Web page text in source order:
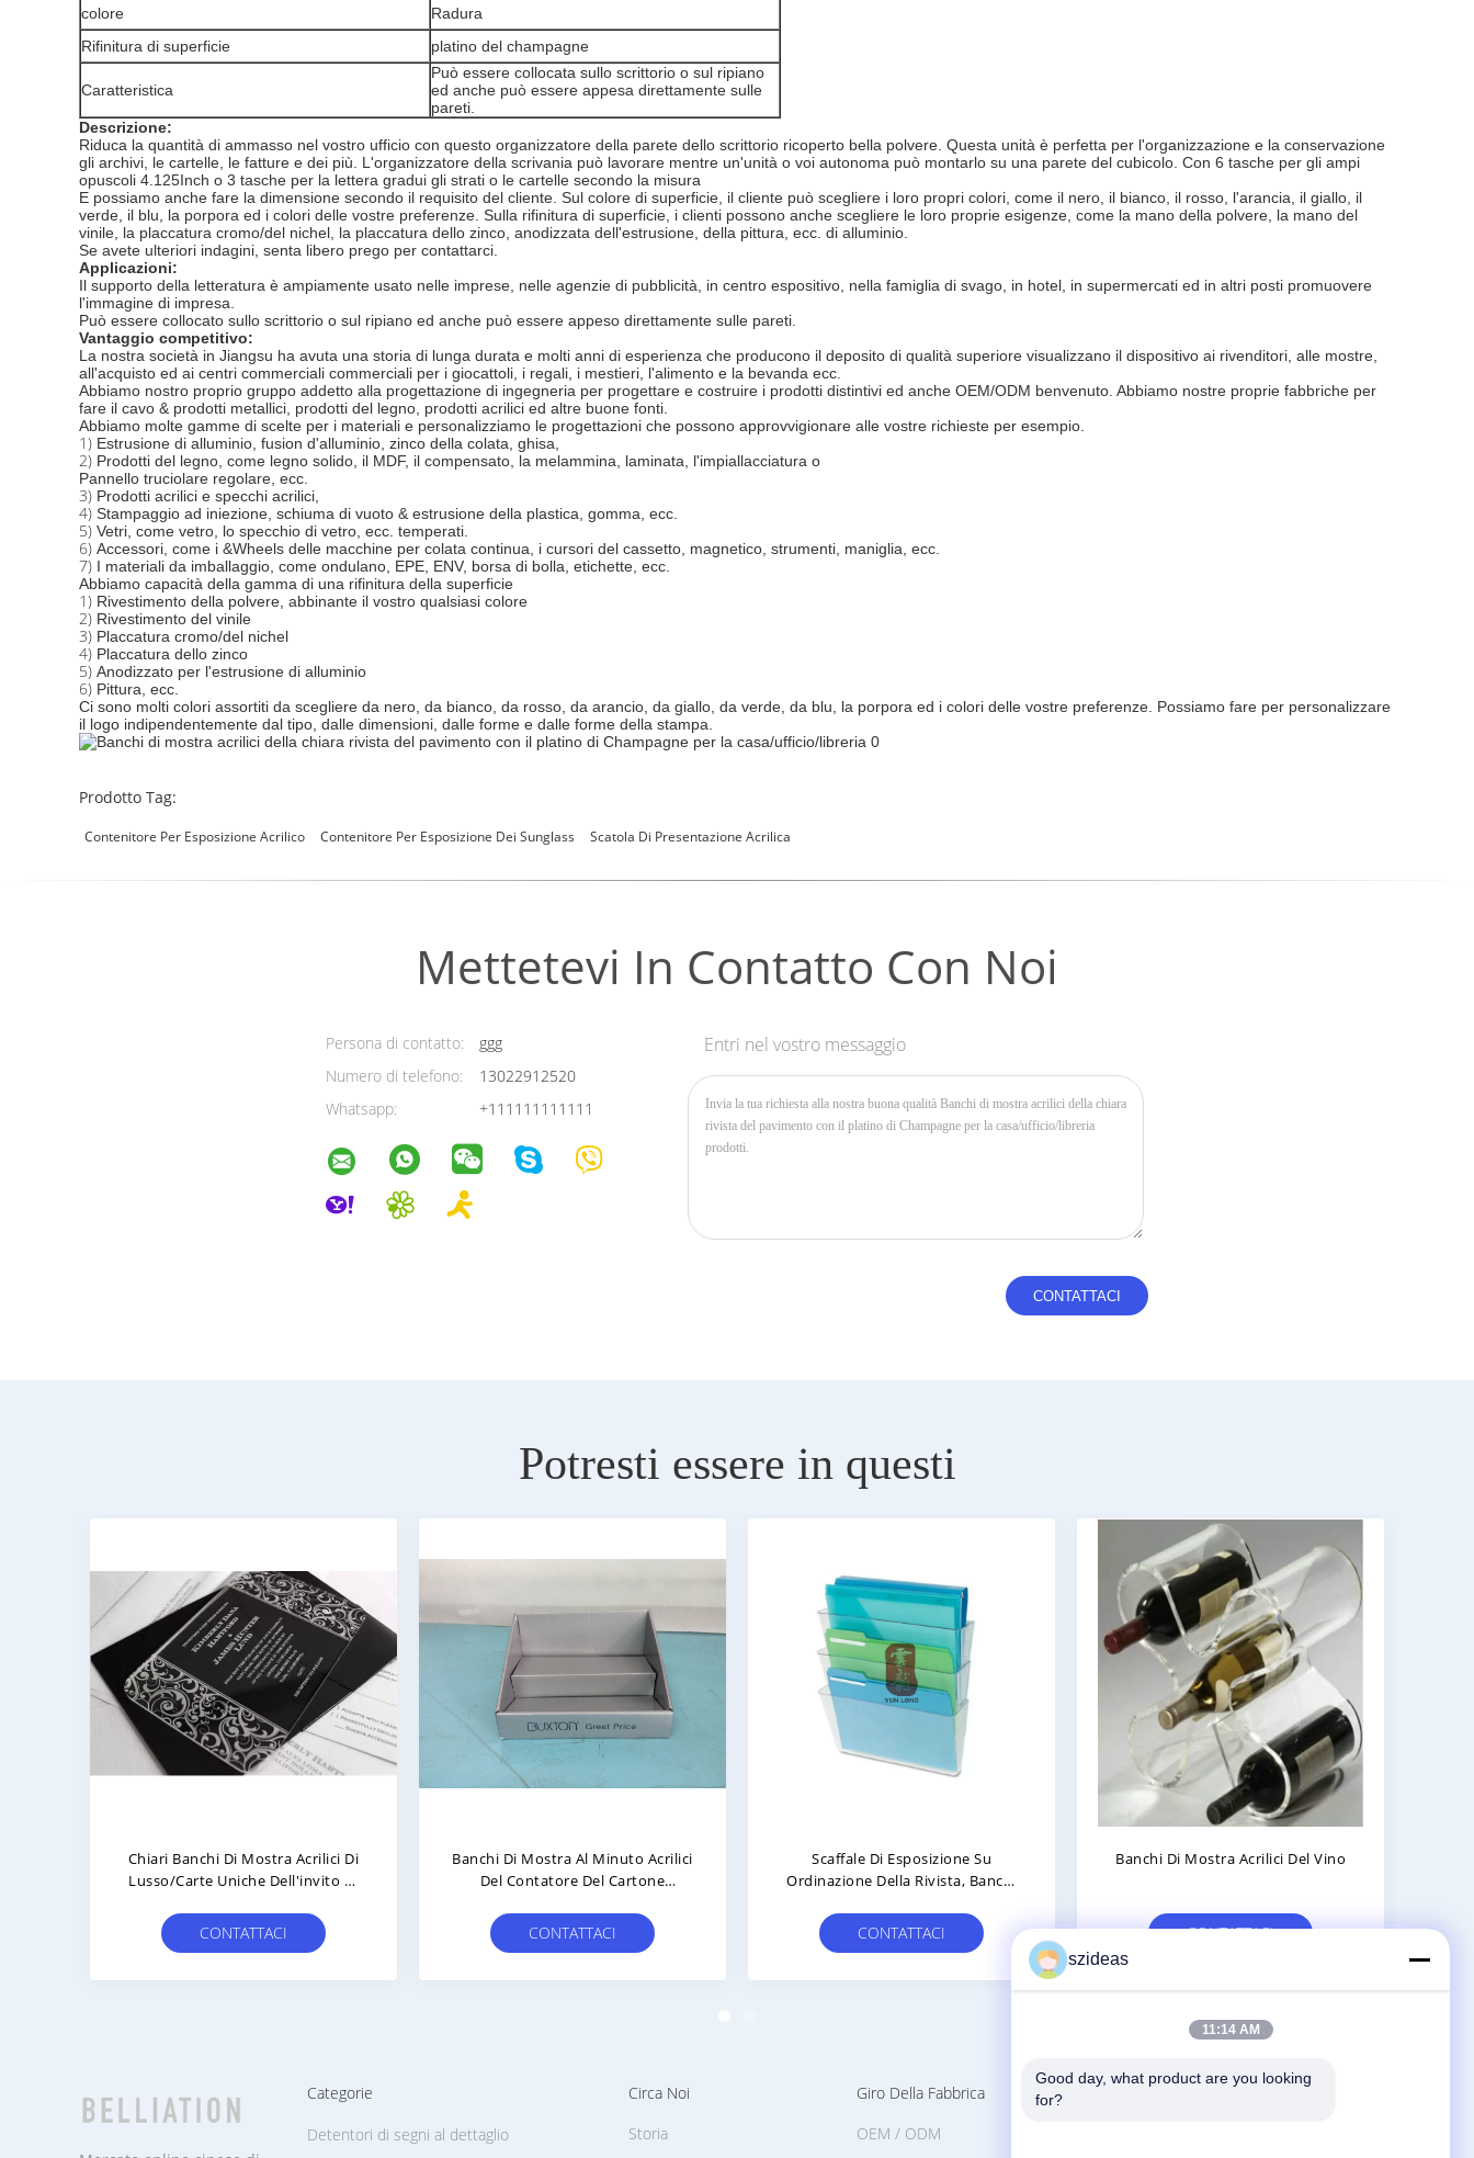
colore
Radura
Rifinitura di superficie
platino del champagne
Caratteristica
Può essere collocata sullo scrittorio o sul ripiano
ed anche può essere appesa direttamente sulle
pareti.
Descrizione:
Riduca la quantità di ammasso nel vostro ufficio con questo organizzatore della parete dello scrittorio ricoperto bella polvere. Questa unità è perfetta per l'organizzazione e la conservazione
gli archivi, le cartelle, le fatture e dei più. L'organizzatore della scrivania può lavorare mentre un'unità o voi autonoma può montarlo su una parete del cubicolo. Con 6 tasche per gli ampi
opuscoli 4.125Inch o 3 tasche per la lettera gradui gli strati o le cartelle secondo la misura
E possiamo anche fare la dimensione secondo il requisito del cliente. Sul colore di superficie, il cliente può scegliere i loro propri colori, come il nero, il bianco, il rosso, l'arancia, il giallo, il
verde, il blu, la porpora ed i colori delle vostre preferenze. Sulla rifinitura di superficie, i clienti possono anche scegliere le loro proprie esigenze, come la mano della polvere, la mano del
vinile, la placcatura cromo/del nichel, la placcatura dello zinco, anodizzata dell'estrusione, della pittura, ecc. di alluminio.
Se avete ulteriori indagini, senta libero prego per contattarci.
Applicazioni:
Il supporto della letteratura è ampiamente usato nelle imprese, nelle agenzie di pubblicità, in centro espositivo, nella famiglia di svago, in hotel, in supermercati ed in altri posti promuovere
l'immagine di impresa.
Può essere collocato sullo scrittorio o sul ripiano ed anche può essere appeso direttamente sulle pareti.
Vantaggio competitivo:
La nostra società in Jiangsu ha avuta una storia di lunga durata e molti anni di esperienza che producono il deposito di qualità superiore visualizzano il dispositivo ai rivenditori, alle mostre,
all'acquisto ed ai centri commerciali commerciali per i giocattoli, i regali, i mestieri, l'alimento e la bevanda ecc.
Abbiamo nostro proprio gruppo addetto alla progettazione di ingegneria per progettare e costruire i prodotti distintivi ed anche OEM/ODM benvenuto. Abbiamo nostre proprie fabbriche per
fare il cavo & prodotti metallici, prodotti del legno, prodotti acrilici ed altre buone fonti.
Abbiamo molte gamme di scelte per i materiali e personalizziamo le progettazioni che possono approvvigionare alle vostre richieste per esempio.
1) Estrusione di alluminio, fusion d'alluminio, zinco della colata, ghisa,
2) Prodotti del legno, come legno solido, il MDF, il compensato, la melammina, laminata, l'impiallacciatura o
Pannello truciolare regolare, ecc.
3) Prodotti acrilici e specchi acrilici,
4) Stampaggio ad iniezione, schiuma di vuoto & estrusione della plastica, gomma, ecc.
5) Vetri, come vetro, lo specchio di vetro, ecc. temperati.
6) Accessori, come i &Wheels delle macchine per colata continua, i cursori del cassetto, magnetico, strumenti, maniglia, ecc.
7) I materiali da imballaggio, come ondulano, EPE, ENV, borsa di bolla, etichette, ecc.
Abbiamo capacità della gamma di una rifinitura della superficie
1) Rivestimento della polvere, abbinante il vostro qualsiasi colore
2) Rivestimento del vinile
3) Placcatura cromo/del nichel
4) Placcatura dello zinco
5) Anodizzato per l'estrusione di alluminio
6) Pittura, ecc.
Ci sono molti colori assortiti da scegliere da nero, da bianco, da rosso, da arancio, da giallo, da verde, da blu, la porpora ed i colori delle vostre preferenze. Possiamo fare per personalizzare
il logo indipendentemente dal tipo, dalle dimensioni, dalle forme e dalle forme della stampa.
Prodotto Tag:
Contenitore Per Esposizione Acrilico Contenitore Per Esposizione Dei Sunglass Scatola Di Presentazione Acrilica
Mettetevi In ​​contatto Con Noi
Persona di contatto:
ggg
Numero di telefono:
13022912520
Whatsapp:
+111111111111
Entri nel vostro messaggio
Potresti essere in questi
Banchi Di Mostra Acrilici Per
L'ufficio
CONTATTACI
Esposizioni Dell'assistente Del
Cartone Dei Calzini/banchi Di
CONTATTACI
Banchi Di Mostra Acrilici Su
Ordinazione Della Cucina E Della
CONTATTACI
Banco Di Mostra Acrilico
CONTATTACI
Categorie
Detentori di segni al dettaglio
Circa Noi
Storia
Giro Della Fabbrica
OEM / ODM
Contattaci
szideas
11:14 AM
Good day, what product are you looking
for?